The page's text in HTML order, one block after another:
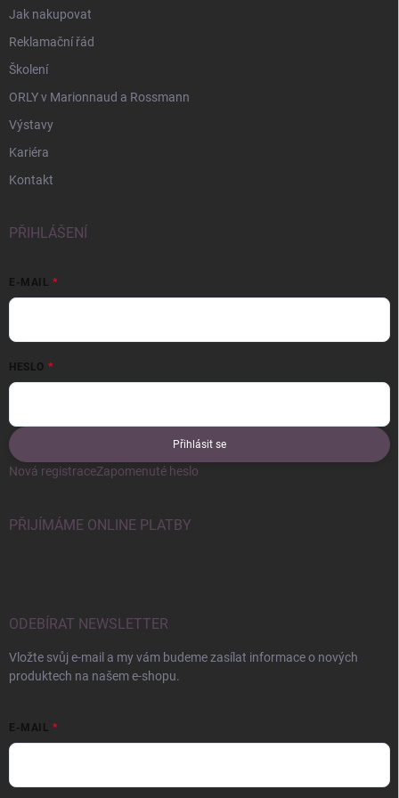
Jak nakupovat
Reklamační řád
Školení
ORLY v Marionnaud a Rossmann
Výstavy
Kariéra
Kontakt
PŘIHLÁŠENÍ
E-MAIL
HESLO
Přihlásit se
Nová registraceZapomenuté heslo
PŘIJÍMÁME ONLINE PLATBY
ODEBÍRAT NEWSLETTER
Vložte svůj e-mail a my vám budeme zasílat informace o nových
produktech na našem e-shopu.
E-MAIL